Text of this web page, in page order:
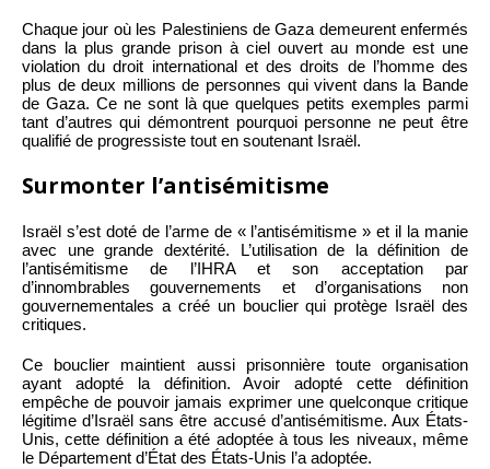
Chaque jour où les Palestiniens de Gaza demeurent enfermés
dans la plus grande prison à ciel ouvert au monde est une
violation du droit international et des droits de l’homme des
plus de deux millions de personnes qui vivent dans la Bande
de Gaza. Ce ne sont là que quelques petits exemples parmi
tant d’autres qui démontrent pourquoi personne ne peut être
qualifié de progressiste tout en soutenant Israël.
Surmonter l’antisémitisme
Israël s’est doté de l’arme de « l’antisémitisme » et il la manie
avec une grande dextérité. L’utilisation de la définition de
l’antisémitisme de l’IHRA et son acceptation par
d’innombrables gouvernements et d’organisations non
gouvernementales a créé un bouclier qui protège Israël des
critiques.
Ce bouclier maintient aussi prisonnière toute organisation
ayant adopté la définition. Avoir adopté cette définition
empêche de pouvoir jamais exprimer une quelconque critique
légitime d’Israël sans être accusé d’antisémitisme. Aux États-
Unis, cette définition a été adoptée à tous les niveaux, même
le Département d’État des États-Unis l’a adoptée.